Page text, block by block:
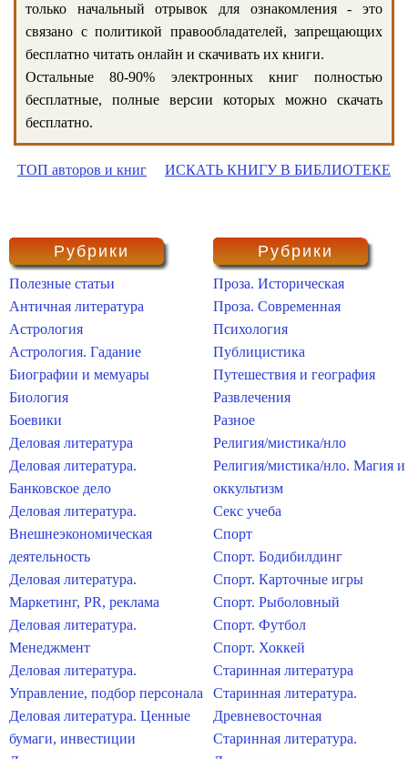
только начальный отрывок для ознакомления - это
связано с политикой правообладателей, запрещающих
бесплатно читать онлайн и скачивать их книги.
Остальные 80-90% электронных книг полностью
бесплатные, полные версии которых можно скачать
бесплатно.
ТОП авторов и книг ИСКАТЬ КНИГУ В БИБЛИОТЕКЕ
Рубрики
Полезные статьи
Античная литература
Астрология
Астрология. Гадание
Биографии и мемуары
Биология
Боевики
Деловая литература
Деловая литература.
Банковское дело
Деловая литература.
Внешнеэкономическая
деятельность
Деловая литература.
Маркетинг, PR, реклама
Деловая литература.
Менеджмент
Деловая литература.
Управление, подбор персонала
Деловая литература. Ценные
бумаги, инвестиции
Рубрики
Проза. Историческая
Проза. Современная
Психология
Публицистика
Путешествия и география
Развлечения
Разное
Религия/мистика/нло
Религия/мистика/нло. Магия и
оккультизм
Секс учеба
Спорт
Спорт. Бодибилдинг
Спорт. Карточные игры
Спорт. Рыболовный
Спорт. Футбол
Спорт. Хоккей
Старинная литература
Старинная литература.
Древневосточная
Старинная литература.